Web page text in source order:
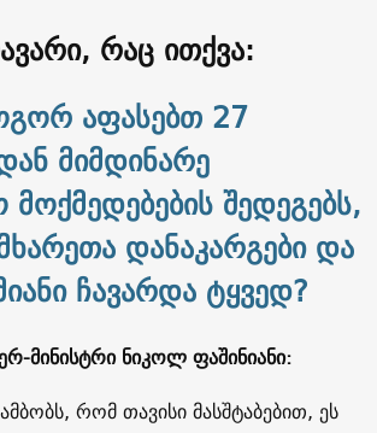
რაც ითქვა:
აფასებთ 27
მიმდინარე
შედეგებს,
დანაკარგები და
ჩავარდა ტყვედ?
მინისტრი ნიკოლ ფაშინიანი:
რომ თავისი მასშტაბებით, ეს